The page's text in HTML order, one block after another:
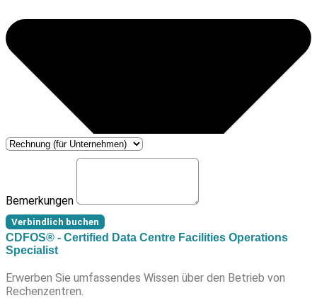
Bemerkungen
Verbindlich buchen
CDFOS® - Certified Data Centre Facilities Operations
Specialist
Erwerben Sie umfassendes Wissen über den Betrieb von
Rechenzentren.